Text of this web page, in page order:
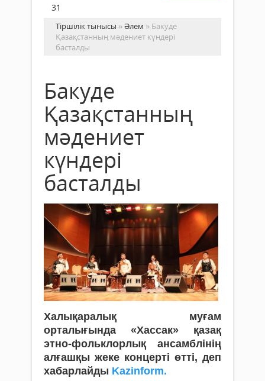
31
Тіршілік тынысы »Әлем » Бакуде
Қазақстанның мәдениет күндері
басталды
Бакуде
Қазақстанның
мәдениет
күндері
басталды
Халықаралық муғам
орталығында «Хассак» қазақ
этно-фольклорлық ансамблінің
алғашқы жеке концерті өтті, деп
хабарлайды Kazinform.